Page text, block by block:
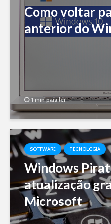
Como voltar
anterior do
1 min para ler
SOFTWARE TECNOLOGIA
Windows
atualização
Microsoft